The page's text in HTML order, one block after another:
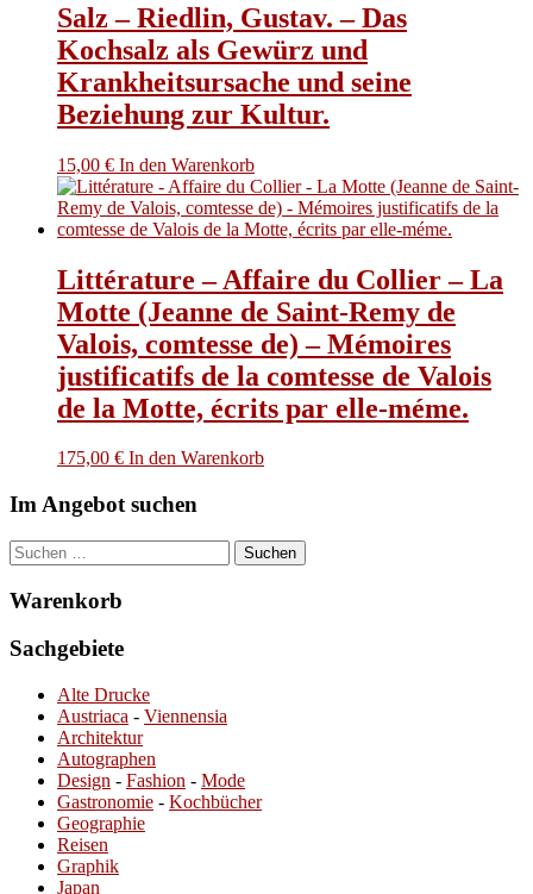
Salz – Riedlin, Gustav. – Das
Kochsalz als Gewürz und
Krankheitsursache und seine
Beziehung zur Kultur.
15,00 € In den Warenkorb
Littérature – Affaire du Collier – La
Motte (Jeanne de Saint-Remy de
Valois, comtesse de) – Mémoires
justificatifs de la comtesse de Valois
de la Motte, écrits par elle-méme.
175,00 € In den Warenkorb
Im Angebot suchen
Suchen
nach:
Warenkorb
Sachgebiete
Alte Drucke
Austriaca - Viennensia
Architektur
Autographen
Design - Fashion - Mode
Gastronomie - Kochbücher
Geographie
Reisen
Graphik
Japan